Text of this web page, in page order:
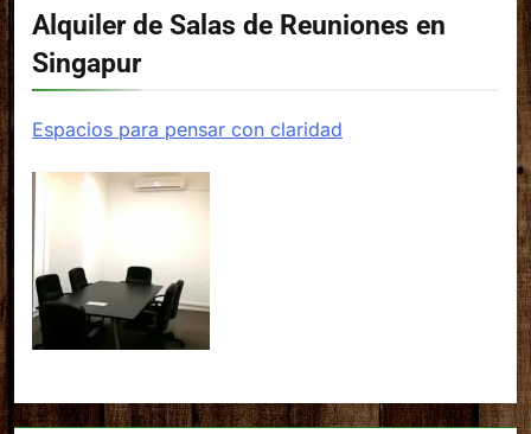
Alquiler de Salas de Reuniones en
Singapur
Espacios para pensar con claridad